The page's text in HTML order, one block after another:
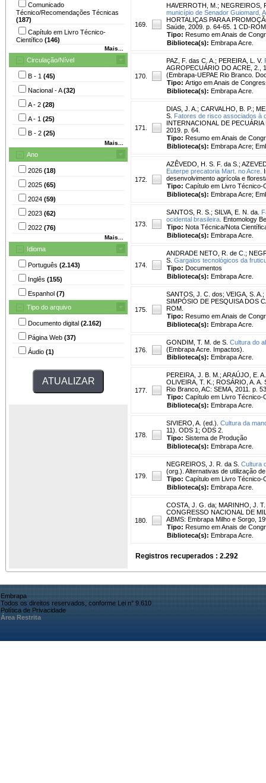
Comunicado
Técnico/Recomendações Técnicas
(187)
Capítulo em Livro Técnico-
Científico (146)
Mais...
Circulação/Nível
B - 1 (45)
Nacional - A(32)
A - 2 (28)
A - 1 (25)
B - 2 (25)
Mais...
Ano
2026 (18)
2025 (65)
2024 (59)
2023 (62)
2022 (76)
Mais...
Idioma
Português (2.143)
Inglês (155)
Espanhol (7)
Tipo do arquivo
Documento digital (2.162)
Página Web (37)
Áudio (1)
169.
HAVERROTH, M. ; NEGREIROS,
município de Senador Guiomard,
HORTALIÇAS PARA A
Saúde, 2009. p. 64-65. 1 CD-
Tipo: Resumo em Anais de
Biblioteca(s): Embrapa Acre.
170.
PAZ, F. das C. A. ; PEREIRA, L. V.
AGROPECUÁRIO DO ACRE, 2.,
(Embrapa-UEPAE Rio Branco.
Tipo: Artigo em Anais de
Biblioteca(s): Embrapa Acre.
171.
DIAS, J. A. ; CARVALHO, B. P. ;
S. Fatores de risco associados à
INTERNACIONAL DE PECUÁRIA
2019. p. 64.
Tipo: Resumo em Anais de
Biblioteca(s): Embrapa Acre;
172.
AZÊVEDO, H. S. F. da S. ;
Euterpe precatoria Mart. no Acre.
desenvolvimento agrícola e
Tipo: Capítulo em Livro Técnico-
Biblioteca(s): Embrapa Acre;
173.
SANTOS, R. S. ; SILVA, E. N. da.
ocidental brasileira. Entomology
Tipo: Nota Técnica/Nota
Biblioteca(s): Embrapa Acre.
174.
ANDRADE NETO, R. de C. ;
S. Gargalos tecnológicos da
Tipo: Documentos
Biblioteca(s): Embrapa Acre.
175.
SANTOS, J. C. dos; VEIGA, S. A. ;
SIMPÓSIO DE PESQUISA DOS
ROM.
Tipo: Resumo em Anais de
Biblioteca(s): Embrapa Acre.
176.
GONDIM, T. M. de S. Cultura do
(Embrapa Acre. Impactos).
Biblioteca(s): Embrapa Acre.
177.
PEREIRA, J. B. M. ; ARAÚJO, E.
OLIVEIRA, T. K.; ROSÁRIO, A.
Rio Branco, AC: SEMA, 2011. p.
Tipo: Capítulo em Livro Técnico-
Biblioteca(s): Embrapa Acre.
178.
SIVIERO, A. (ed.). Cultura da
11). ODS 1; ODS 2.
Tipo: Sistema de Produção
Biblioteca(s): Embrapa Acre.
179.
NEGREIROS, J. R. da S. Cultura
(org.). Alternativas de utilização
Tipo: Capítulo em Livro Técnico-
Biblioteca(s): Embrapa Acre.
180.
COSTA, J. G. da; MARINHO, J.
CONGRESSO NACIONAL DE
ABMS: Embrapa Milho e Sorgo,
Tipo: Resumo em Anais de
Biblioteca(s): Embrapa Acre.
Registros recuperados : 2.292
Embrapa
Todos os direitos reservados, conforme Lei n° 9.610
Política de Privacidade
Área Restrita